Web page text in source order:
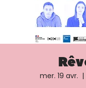
mer. 19 avr.
  |